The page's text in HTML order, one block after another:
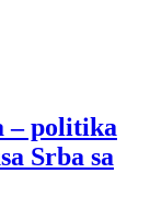
– politika
Srba sa